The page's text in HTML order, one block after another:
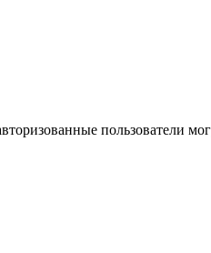
пользователи